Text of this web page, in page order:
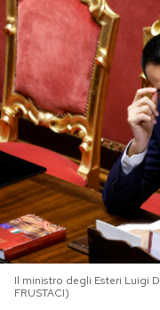
Economia
PODCAST
NEWSLETTER
I MIEI PREFERITI
SHOP
Il ministro degli Esteri Luigi
FRUSTACI)